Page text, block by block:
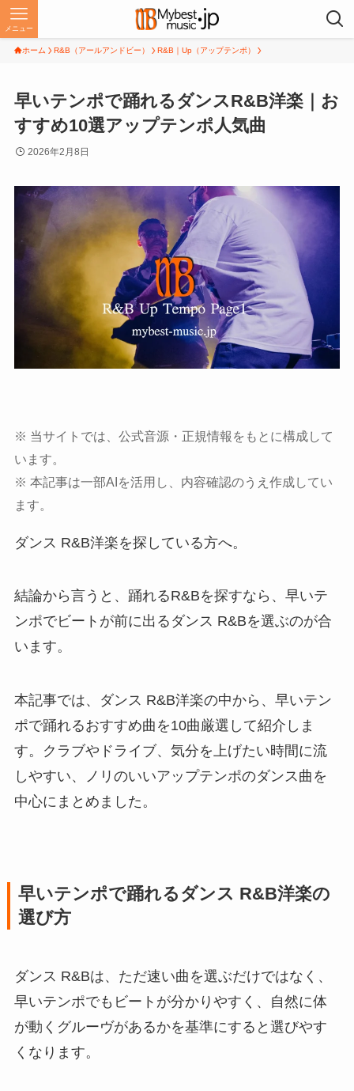
メニュー
ホーム R&B（アールアンドビー） R&B｜Up（アップテンポ）
早いテンポで踊れるダンスR&B洋楽｜お
すすめ10選アップテンポ人気曲
2026年2月8日
※ 当サイトでは、公式音源・正規情報をもとに構成して
います。
※ 本記事は一部AIを活用し、内容確認のうえ作成してい
ます。
ダンス R&B洋楽を探している方へ。
結論から言うと、踊れるR&Bを探すなら、早いテ
ンポでビートが前に出るダンス R&Bを選ぶのが合
います。
本記事では、ダンス R&B洋楽の中から、早いテン
ポで踊れるおすすめ曲を10曲厳選して紹介しま
す。クラブやドライブ、気分を上げたい時間に流
しやすい、ノリのいいアップテンポのダンス曲を
中心にまとめました。
早いテンポで踊れるダンス R&B洋楽の
選び方
ダンス R&Bは、ただ速い曲を選ぶだけではなく、
早いテンポでもビートが分かりやすく、自然に体
が動くグルーヴがあるかを基準にすると選びやす
くなります。